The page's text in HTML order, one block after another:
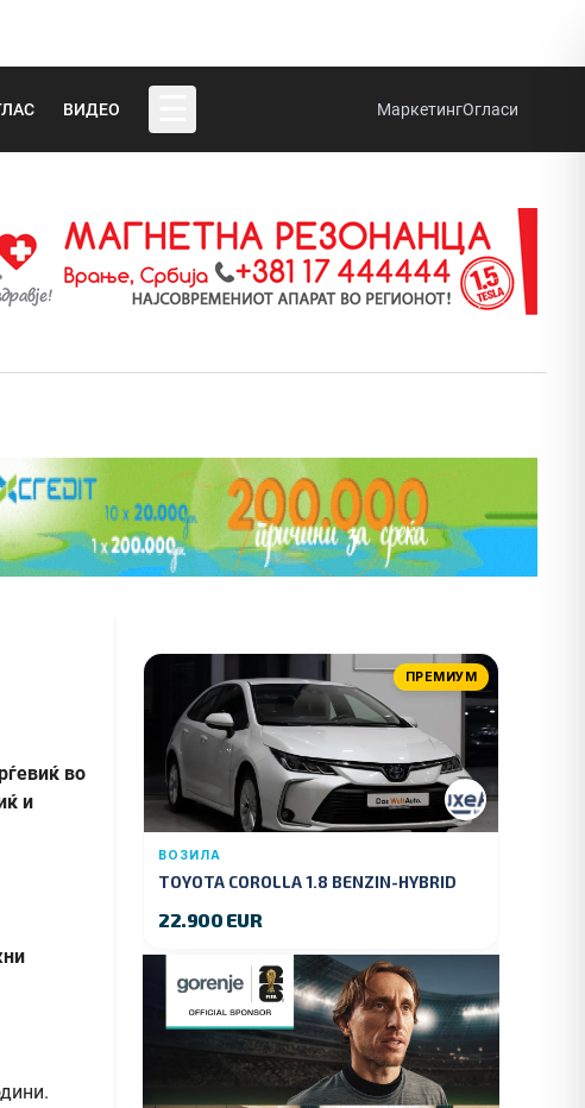
ВИДЕО МаркетингОгласи
во
и
ПРЕМИУМ
ВОЗИЛА
TOYOTA COROLLA 1.8 BENZIN-HYBRID
22.900 EUR